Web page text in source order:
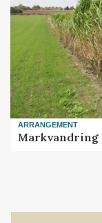
ARRANGEMENT
Markvandring